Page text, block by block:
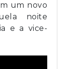
um novo
noite
e a vice-